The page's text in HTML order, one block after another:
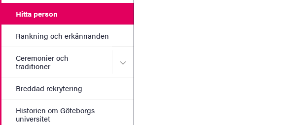
Hitta person
Rankning och erkännanden
Ceremonier och
traditioner
Undermeny för Ceremonier och traditioner
Breddad rekrytering
Historien om Göteborgs
universitet